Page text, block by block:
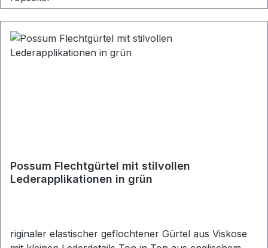
Possum Flechtgürtel mit stilvollen
Lederapplikationen in grün
riginaler elastischer geflochtener Gürtel aus Viskose